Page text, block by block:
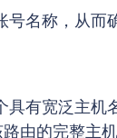
名称，从而
具有宽泛主机
由的完整主